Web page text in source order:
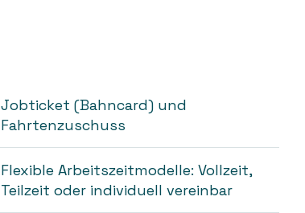
Jobticket (Bahncard) und
Fahrtenzuschuss
Flexible Arbeitszeitmodelle: Vollzeit,
Teilzeit oder individuell vereinbar